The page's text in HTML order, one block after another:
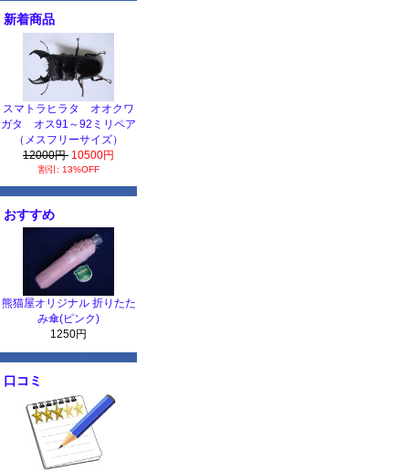
新着商品
スマトラヒラタ オオクワ
ガタ オス91～92ミリペア
（メスフリーサイズ）
12000円 10500円
割引: 13%OFF
おすすめ
熊猫屋オリジナル 折りたた
み傘(ピンク)
1250円
口コミ